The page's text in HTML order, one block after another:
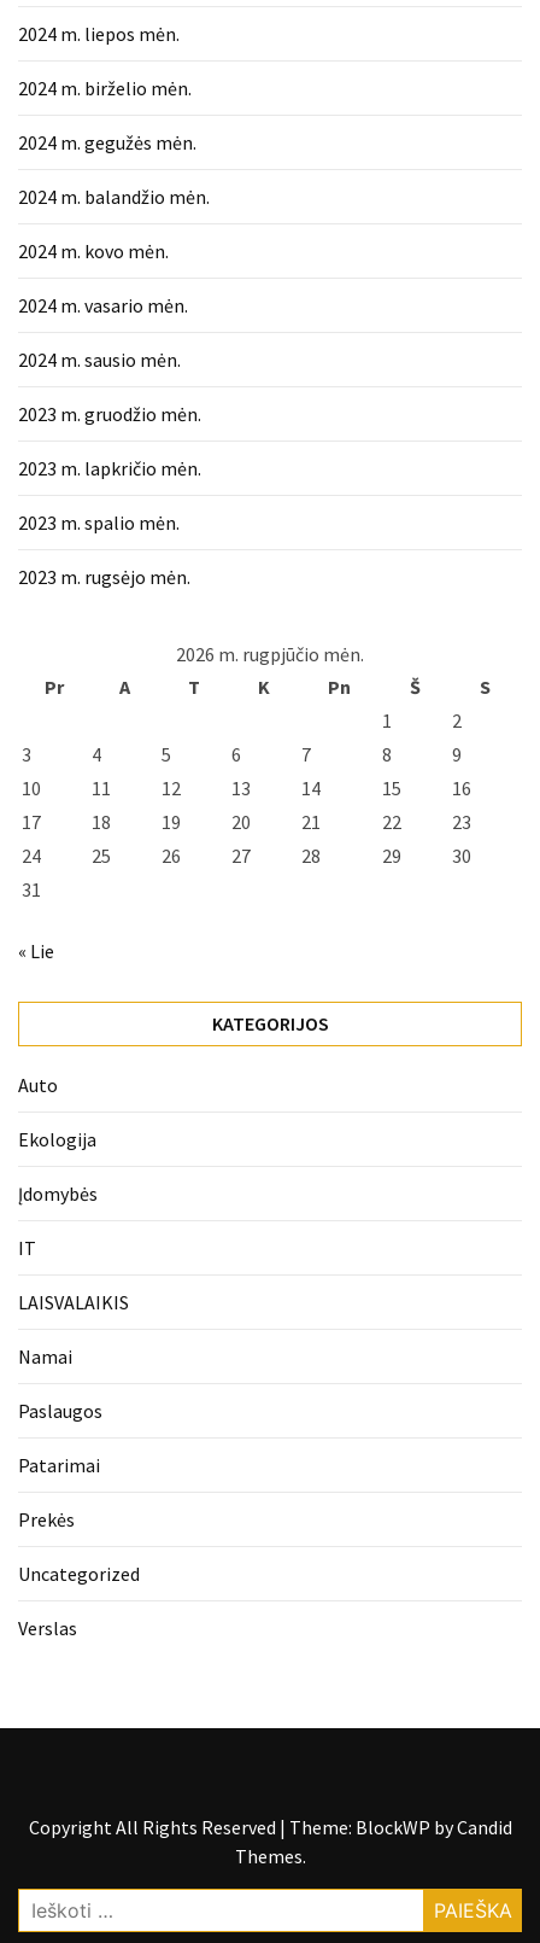
2024 m. liepos mėn.
2024 m. birželio mėn.
2024 m. gegužės mėn.
2024 m. balandžio mėn.
2024 m. kovo mėn.
2024 m. vasario mėn.
2024 m. sausio mėn.
2023 m. gruodžio mėn.
2023 m. lapkričio mėn.
2023 m. spalio mėn.
2023 m. rugsėjo mėn.
2026 m. rugpjūčio mėn.
Pr
A T K Pn Š
S
1
2
3
4 5 6 7 8
9
10
11 12 13 14 15
16
17
18 19 20 21 22
23
24
25 26 27 28 29
30
31
« Lie
KATEGORIJOS
Auto
Ekologija
Įdomybės
IT
LAISVALAIKIS
Namai
Paslaugos
Patarimai
Prekės
Uncategorized
Verslas
Copyright All Rights Reserved | Theme: BlockWP byCandid
Themes.
Ieškoti: